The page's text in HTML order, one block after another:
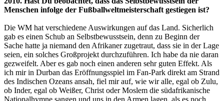
Menschen infolge der Fußballweltmeisterschaft gestiegen ist?
Die WM hat verschiedene Auswirkungen auf das Land. Sicherlich
gab es einen Schub an Selbstbewusstsein, denn zu Beginn der
Sache hatte ja niemand den Afrikaner zugetraut, dass sie in der Lage
seien, ein solches Großprojekt durchzuführen. Ich habe da nie daran
gezweifelt. Aber es gab noch einen anderen sehr guten Effekt. Als
ich mir in Durban das Eröffnungsspiel im Fan-Park direkt am Strand
des Indischen Ozeans ansah, fiel mir auf, wie wir alle, egal ob Zulu,
ob Inder, egal ob Weißer, Christ oder Moslem die südafrikanische
Nationalhymne sangen und uns in den Armen lagen, als es noch